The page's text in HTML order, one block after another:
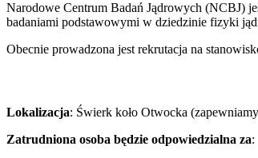
Narodowe Centrum Badań Jądrowych (NCBJ)
badaniami podstawowymi w dziedzinie fizyki
Obecnie prowadzona jest rekrutacja na
Lokalizacja: Świerk koło Otwocka
Zatrudniona osoba będzie odpowiedzialna za: